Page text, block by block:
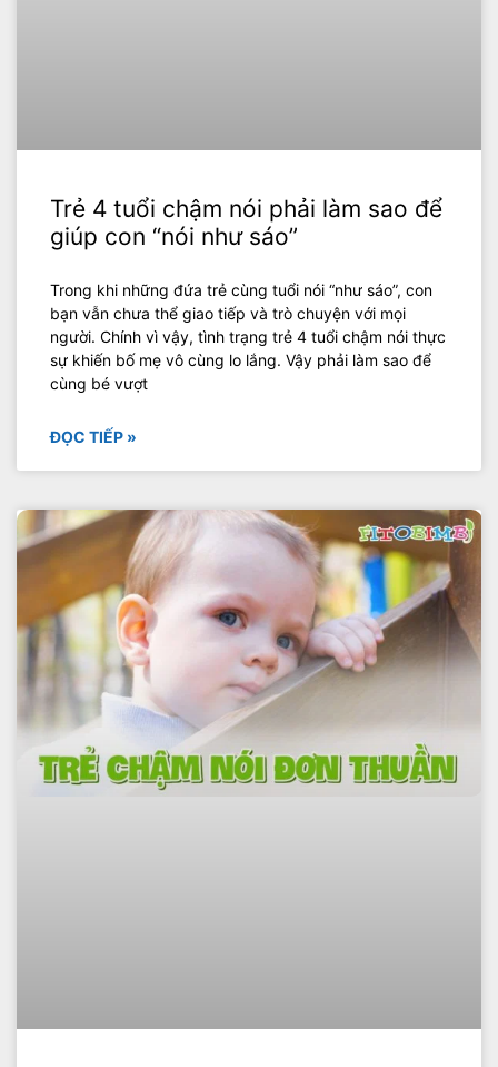
Trẻ 4 tuổi chậm nói phải làm sao để
giúp con “nói như sáo”
Trong khi những đứa trẻ cùng tuổi nói “như sáo”, con
bạn vẫn chưa thể giao tiếp và trò chuyện với mọi
người. Chính vì vậy, tình trạng trẻ 4 tuổi chậm nói thực
sự khiến bố mẹ vô cùng lo lắng. Vậy phải làm sao để
cùng bé vượt
ĐỌC TIẾP »